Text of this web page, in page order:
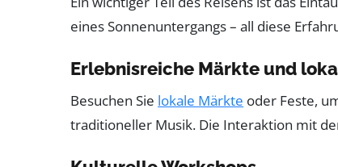
eines Sonnenuntergangs – all diese
Erlebnisreiche Märkte und
Besuchen Sie lokale Märkte oder Feste,
traditioneller Musik. Die Interaktion mit